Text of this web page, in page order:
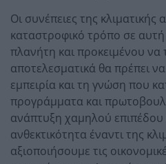
Οι συνέπειες της
καταστροφικό τρόπο σε
πλανήτη και προκειμένου να
αποτελεσματικά θα πρέπει
εμπειρία και τη γνώση που
προγράμματα και
ανάπτυξη χαμηλού
ανθεκτικότητα έναντι της
αξιοποιήσουμε τις